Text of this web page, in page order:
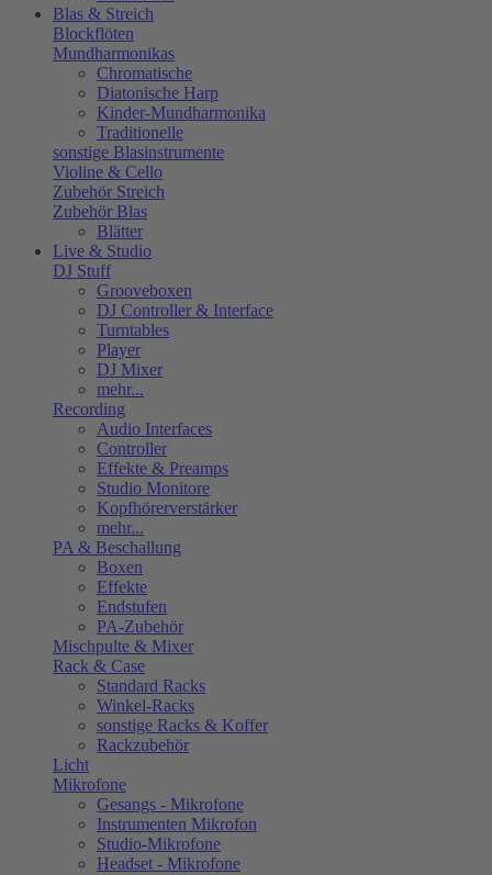
Blas & Streich
Blockflöten
Mundharmonikas
Chromatische
Diatonische Harp
Kinder-Mundharmonika
Traditionelle
sonstige Blasinstrumente
Violine & Cello
Zubehör Streich
Zubehör Blas
Blätter
Live & Studio
DJ Stuff
Grooveboxen
DJ Controller & Interface
Turntables
Player
DJ Mixer
mehr...
Recording
Audio Interfaces
Controller
Effekte & Preamps
Studio Monitore
Kopfhörerverstärker
mehr...
PA & Beschallung
Boxen
Effekte
Endstufen
PA-Zubehör
Mischpulte & Mixer
Rack & Case
Standard Racks
Winkel-Racks
sonstige Racks & Koffer
Rackzubehör
Licht
Mikrofone
Gesangs - Mikrofone
Instrumenten Mikrofon
Studio-Mikrofone
Headset - Mikrofone